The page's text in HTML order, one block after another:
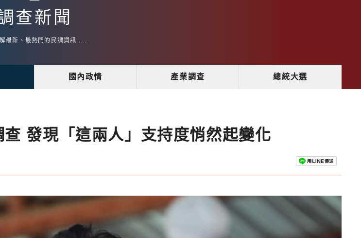
查新聞
最新、最熱門的民調資訊......
國內政情 產業調查 總統大選
發現「這兩人」支持度悄然起變化